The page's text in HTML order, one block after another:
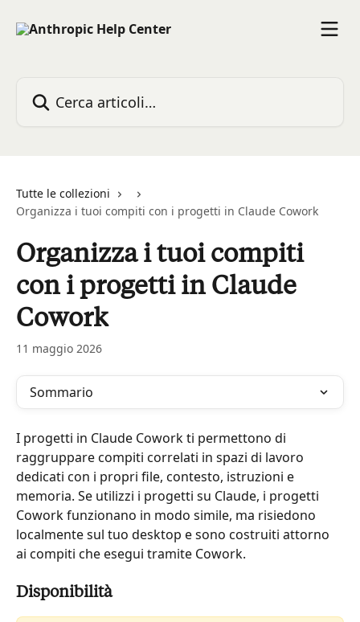
Tutte le collezioni
Organizza i tuoi compiti con i progetti in Claude Cowork
Organizza i tuoi compiti
con i progetti in Claude
Cowork
11 maggio 2026
Sommario
I progetti in Claude Cowork ti permettono di
raggruppare compiti correlati in spazi di lavoro
dedicati con i propri file, contesto, istruzioni e
memoria. Se utilizzi i progetti su Claude, i progetti
Cowork funzionano in modo simile, ma risiedono
localmente sul tuo desktop e sono costruiti attorno
ai compiti che esegui tramite Cowork.
Disponibilità